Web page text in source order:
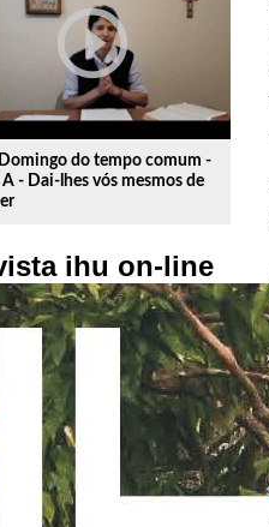
play_circle_outline
do tempo comum -
- Dai-lhes vós mesmos de
ihu on-line